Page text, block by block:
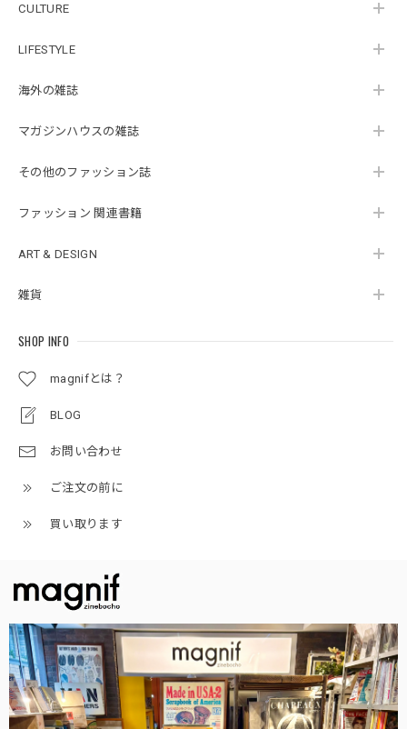
CULTURE
LIFESTYLE
海外の雑誌
マガジンハウスの雑誌
その他のファッション誌
ファッション 関連書籍
ART & DESIGN
雑貨
SHOP INFO
magnifとは？
BLOG
お問い合わせ
ご注文の前に
買い取ります